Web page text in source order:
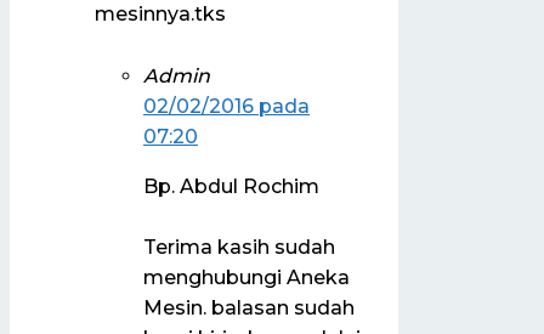
mesinnya.tks
Admin
02/02/2016 pada
07:20
Bp. Abdul Rochim
Terima kasih sudah
menghubungi Aneka
Mesin. balasan sudah